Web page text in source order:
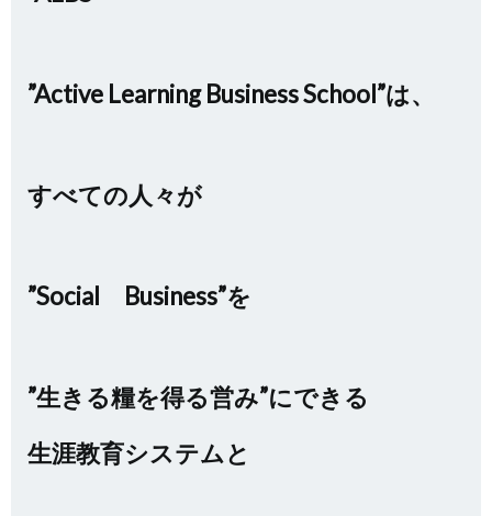
”Active Learning Business School”は、
すべての人々が
”Social Business”を
”生きる糧を得る営み”にできる
生涯教育システムと